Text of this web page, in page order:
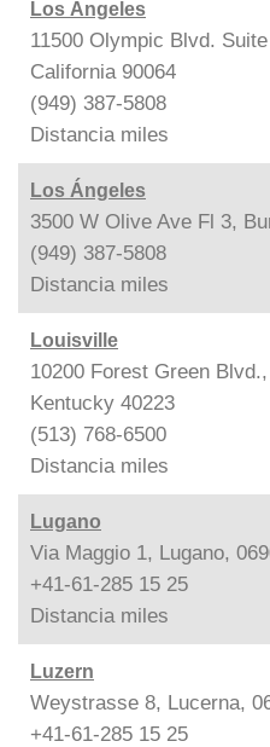
Los Ángeles
11500 Olympic Blvd.
California 90064
(949) 387-5808
Distancia miles
Los Ángeles
3500 W Olive Ave Fl 3,
(949) 387-5808
Distancia miles
Louisville
10200 Forest Green
Kentucky 40223
(513) 768-6500
Distancia miles
Lugano
Via Maggio 1, Lugano,
+41-61-285 15 25
Distancia miles
Luzern
Weystrasse 8, Lucerna,
+41-61-285 15 25